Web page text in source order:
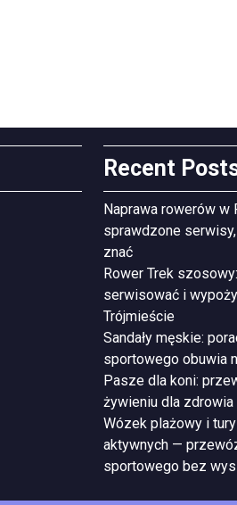
Recent
Naprawa rowerów w
sprawdzone
znać
Rower Trek
serwisować i
Trójmieście
Sandały męskie:
sportowego obuwia
Pasze dla koni:
żywieniu dla
Wózek plażowy i
aktywnych —
sportowego bez